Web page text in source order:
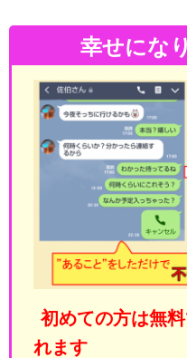
幸せにな
初めての方は無
れます